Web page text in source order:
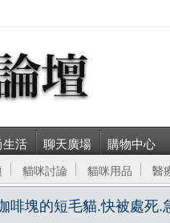
生活 聊天廣場 購物中心
貓咪討論 貓咪用品 醫
啡塊的短毛貓.快被處死